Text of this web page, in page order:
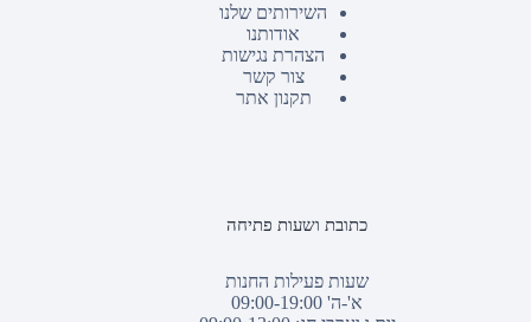
השירותים שלנו
אודותנו
הצהרת נגישות
צור קשר
תקנון אתר
כתובת ושעות פתיחה
שעות פעילות החנות
א'-ה' 09:00-19:00